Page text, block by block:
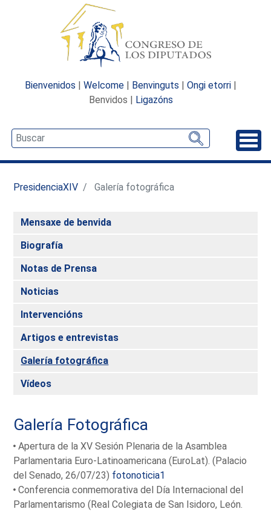
Bienvenidos | Welcome | Benvinguts | Ongi etorri |
Benvidos | Ligazóns
PresidenciaXIV Galería fotográfica
Mensaxe de benvida
Biografía
Notas de Prensa
Noticias
Intervencións
Artigos e entrevistas
Galería fotográfica
Vídeos
Galería Fotográfica
Apertura de la XV Sesión Plenaria de la Asamblea
Parlamentaria Euro-Latinoamericana (EuroLat). (Palacio
del Senado, 26/07/23) fotonoticia1
Conferencia conmemorativa del Día Internacional del
Parlamentarismo (Real Colegiata de San Isidoro, León.